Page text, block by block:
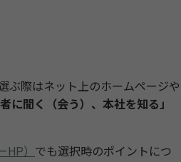
ぶ際はネット上のホームページや
者に聞く（会う）、本社を知る」
） でも選択時のポイントにつ